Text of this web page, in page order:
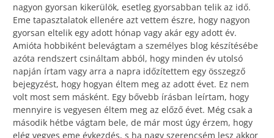
nagyon gyorsan kikerülök, esetleg gyorsabban telik az idő.
Eme tapasztalatok ellenére azt vettem észre, hogy nagyon
gyorsan eltelik egy adott hónap vagy akár egy adott év.
Amióta hobbiként belevágtam a személyes blog készítésébe
azóta rendszert csináltam abból, hogy minden év utolsó
napján írtam vagy arra a napra időzítettem egy összegző
bejegyzést, hogy hogyan éltem meg az adott évet. Ez nem
volt most sem másként. Egy bővebb írásban leírtam, hogy
mennyire is vegyesen éltem meg az előző évet. Még csak a
második hétbe vágtam bele, de már most úgy érzem, hogy
elég vegyes eme évkezdés, s ha nagy szerencsém lesz akkor